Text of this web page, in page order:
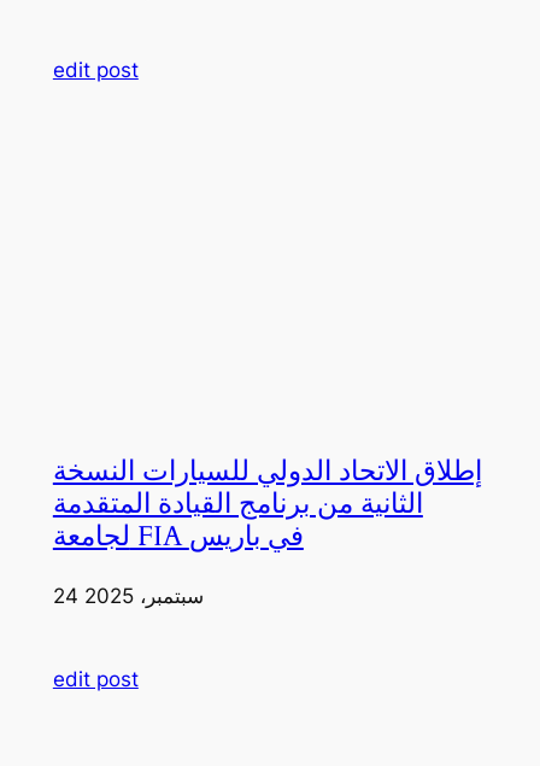
edit post
إطلاق الاتحاد الدولي للسيارات النسخة
الثانية من برنامج القيادة المتقدمة
لجامعة FIA في باريس
24 سبتمبر، 2025
edit post